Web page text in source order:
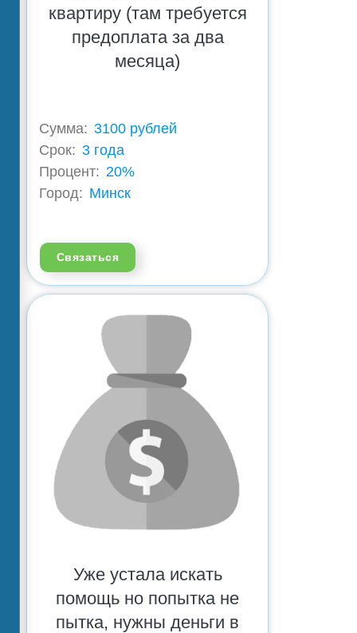
квартиру (там требуется
предоплата за два
месяца)
Сумма: 3100 рублей
Срок: 3 года
Процент: 20%
Город: Минск
Связаться
Уже устала искать
помощь но попытка не
пытка, нужны деньги в